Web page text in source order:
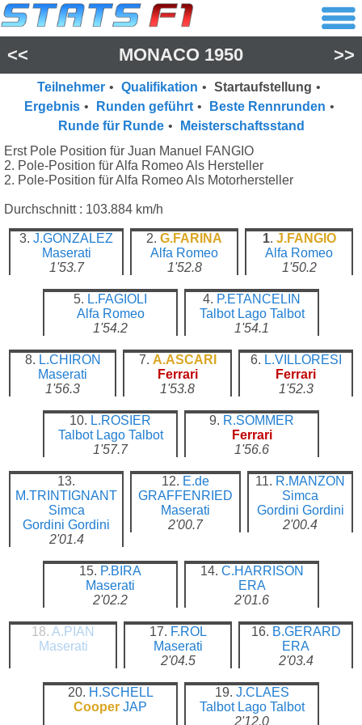
<< MONACO 1950 >>
Teilnehmer • Qualifikation • Startaufstellung •
Ergebnis • Runden geführt • Beste Rennrunden •
Runde für Runde •
Meisterschaftsstand
Erst Pole Position für Juan Manuel FANGIO
2. Pole-Position für Alfa Romeo Als Hersteller
2. Pole-Position für Alfa Romeo Als Motorhersteller
Durchschnitt : 103.884 km/h
3. J.GONZALEZ
Maserati
1'53.7
2. G.FARINA
Alfa Romeo
1'52.8
1. J.FANGIO
Alfa Romeo
1'50.2
5. L.FAGIOLI
Alfa Romeo
1'54.2
4. P.ETANCELIN
Talbot Lago Talbot
1'54.1
8. L.CHIRON
Maserati
1'56.3
7. A.ASCARI
Ferrari
1'53.8
6. L.VILLORESI
Ferrari
1'52.3
10. L.ROSIER
Talbot Lago Talbot
1'57.7
9. R.SOMMER
Ferrari
1'56.6
13.
M.TRINTIGNANT
Simca
Gordini Gordini
2'01.4
12. E.de
GRAFFENRIED
Maserati
2'00.7
11. R.MANZON
Simca
Gordini Gordini
2'00.4
15. P.BIRA
Maserati
2'02.2
14. C.HARRISON
ERA
2'01.6
18. A.PIAN
Maserati
17. F.ROL
Maserati
2'04.5
16. B.GERARD
ERA
2'03.4
20. H.SCHELL
Cooper JAP
19. J.CLAES
Talbot Lago Talbot
2'12.0